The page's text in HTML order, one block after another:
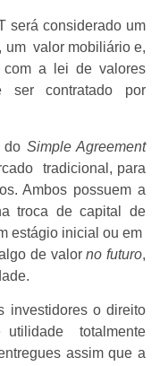
será considerado um
um valor mobiliário e,
com a lei de valores
ser contratado por
do Simple Agreement
tradicional, para
Ambos possuem a
troca de capital de
estágio inicial ou em
de valorno futuro,
investidores o direito
utilidade totalmente
assim que a